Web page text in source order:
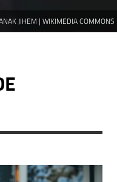
JIHEM | WIKIMEDIA COMMONS